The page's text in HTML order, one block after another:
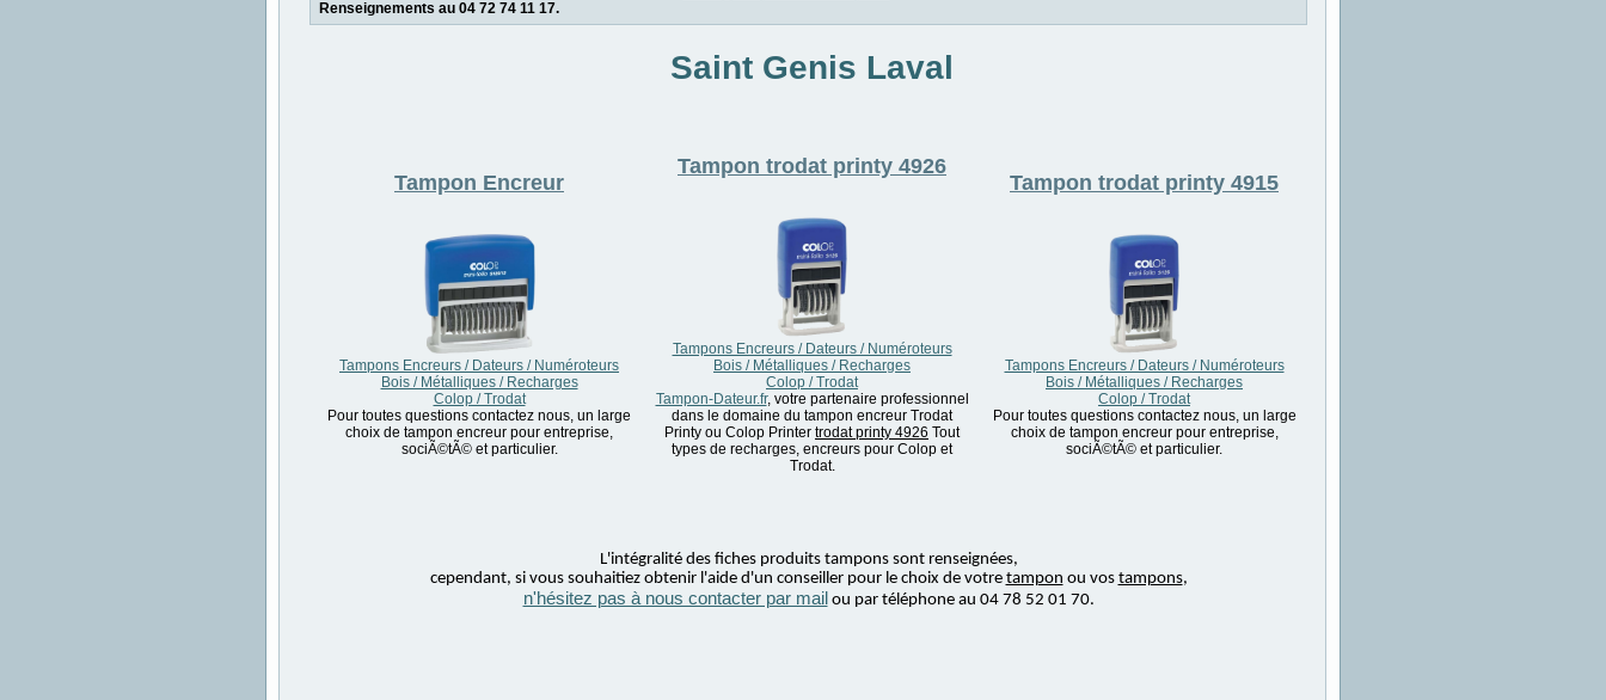
Renseignements au 04 72 74 11 17.
Saint Genis Laval
Tampon Encreur
Tampons Encreurs / Dateurs / Numéroteurs
Bois / Métalliques / Recharges
Colop / Trodat
Pour toutes questions contactez nous, un large
choix de tampon encreur pour entreprise,
sociÃ©tÃ© et particulier.
Tampon trodat printy 4926
Tampons Encreurs / Dateurs / Numéroteurs
Bois / Métalliques / Recharges
Colop / Trodat
Tampon-Dateur.fr, votre partenaire professionnel
dans le domaine du tampon encreur Trodat
Printy ou Colop Printer trodat printy 4926 Tout
types de recharges, encreurs pour Colop et
Trodat.
Tampon trodat printy 4915
Tampons Encreurs / Dateurs / Numéroteurs
Bois / Métalliques / Recharges
Colop / Trodat
Pour toutes questions contactez nous, un large
choix de tampon encreur pour entreprise,
sociÃ©tÃ© et particulier.
L'intégralité des fiches produits tampons sont renseignées,
cependant, si vous souhaitiez obtenir l'aide d'un conseiller pour le choix de votre tampon ou vos tampons,
n'hésitez pas à nous contacter par mailou par téléphone au 04 78 52 01 70.